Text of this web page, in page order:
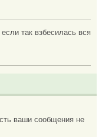
так взбесилась вся
ваши сообщения не